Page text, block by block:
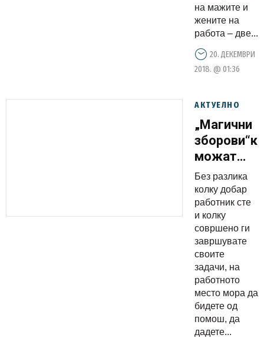
на мажите и
жените на
работа – две...
20. ДЕКЕМВРИ
2018. @ 01:36
АКТУЕЛНО
„Магични
можат
многу да
ви
помогнат
на
работното
место
Без разлика
колку добар
работник сте
и колку
совршено ги
завршувате
своите
задачи, на
работното
место мора да
бидете од
помош, да
дадете...